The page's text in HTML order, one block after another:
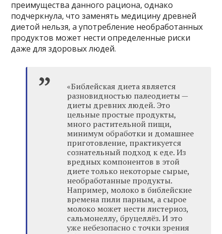
преимущества данного рациона, однако
подчеркнула, что заменять медицину древней
диетой нельзя, а употребление необработанных
продуктов может нести определенные риски
даже для здоровых людей.
«Библейская диета является
разновидностью палеодиеты —
диеты древних людей. Это
цельные простые продукты,
много растительной пищи,
минимум обработки и домашнее
приготовление, практикуется
сознательный подход к еде. Из
вредных компонентов в этой
диете только некоторые сырые,
необработанные продукты.
Например, молоко в библейские
времена пили парным, а сырое
молоко может нести листериоз,
сальмонеллу, бруцеллёз. И это
уже небезопасно с точки зрения